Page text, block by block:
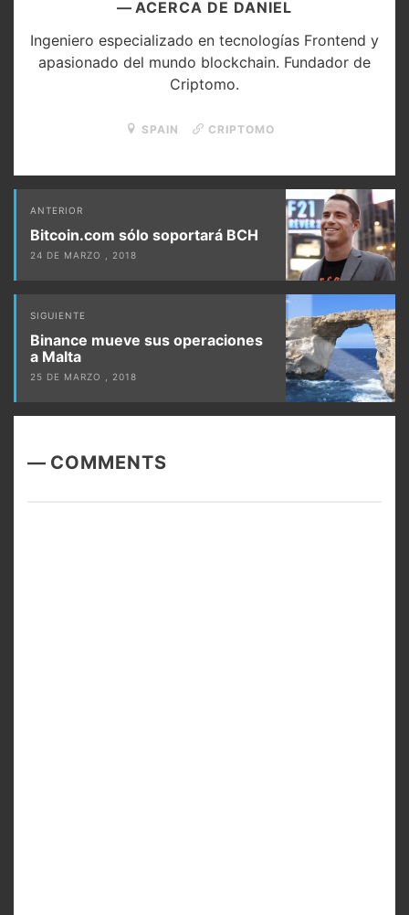
ACERCA DE DANIEL
Ingeniero especializado en tecnologías Frontend y
apasionado del mundo blockchain. Fundador de
Criptomo.
SPAIN CRIPTOMO
Post
navigation
ANTERIOR
Bitcoin.com sólo soportará BCH
24 DE MARZO , 2018
SIGUIENTE
Binance mueve sus operaciones
a Malta
25 DE MARZO , 2018
COMMENTS